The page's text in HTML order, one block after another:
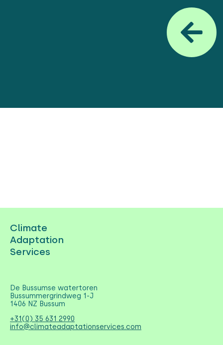
Climate
Adaptation
Services
De Bussumse watertoren
Bussummergrindweg 1-J
1406 NZ Bussum
+31(0) 35 631 2990
info@climateadaptationservices.com